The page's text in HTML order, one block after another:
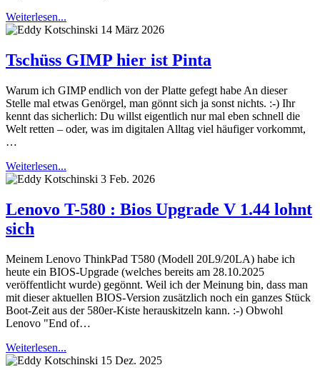
Weiterlesen...
14 März 2026
Tschüss GIMP hier ist Pinta
Warum ich GIMP endlich von der Platte gefegt habe An dieser
Stelle mal etwas Genörgel, man gönnt sich ja sonst nichts. :-) Ihr
kennt das sicherlich: Du willst eigentlich nur mal eben schnell die
Welt retten – oder, was im digitalen Alltag viel häufiger vorkommt,
…
Weiterlesen...
3 Feb. 2026
Lenovo T-580 : Bios Upgrade V 1.44 lohnt
sich
Meinem Lenovo ThinkPad T580 (Modell 20L9/20LA) habe ich
heute ein BIOS-Upgrade (welches bereits am 28.10.2025
veröffentlicht wurde) gegönnt. Weil ich der Meinung bin, dass man
mit dieser aktuellen BIOS-Version zusätzlich noch ein ganzes Stück
Boot-Zeit aus der 580er-Kiste herauskitzeln kann. :-) Obwohl
Lenovo "End of…
Weiterlesen...
15 Dez. 2025